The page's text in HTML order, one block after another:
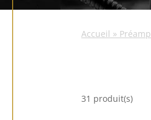
Accueil »
31 produit(s)